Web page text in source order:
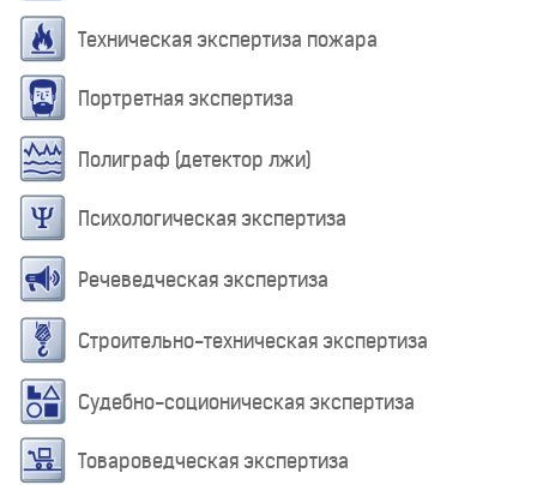
Техническая экспертиза пожара
Портретная экспертиза
Полиграф (детектор лжи)
Психологическая экспертиза
Речеведческая экспертиза
Строительно-техническая экспертиза
Судебно-соционическая экспертиза
Товароведческая экспертиза